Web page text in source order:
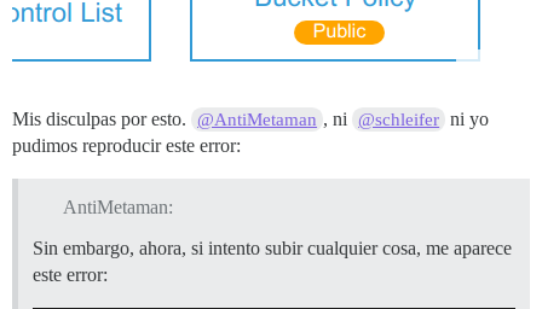
Mis disculpas por esto. @AntiMetaman , ni @schleifer ni yo
pudimos reproducir este error:
AntiMetaman:
Sin embargo, ahora, si intento subir cualquier cosa, me aparece
este error: